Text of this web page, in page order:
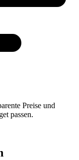
Preise und
passen.